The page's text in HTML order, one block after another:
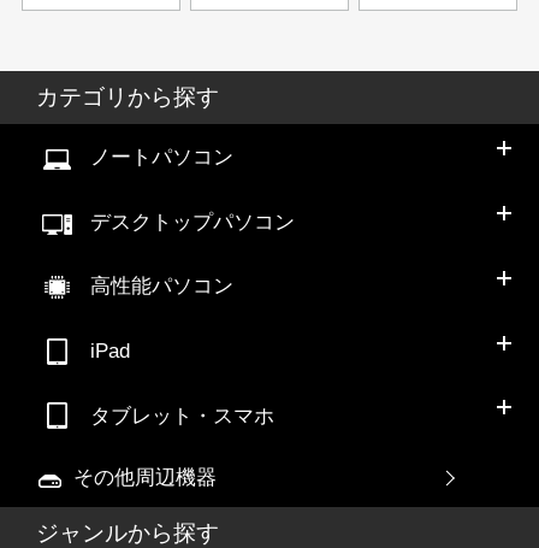
カテゴリから探す
ノートパソコン
デスクトップパソコン
高性能パソコン
iPad
タブレット・スマホ
その他周辺機器
ジャンルから探す